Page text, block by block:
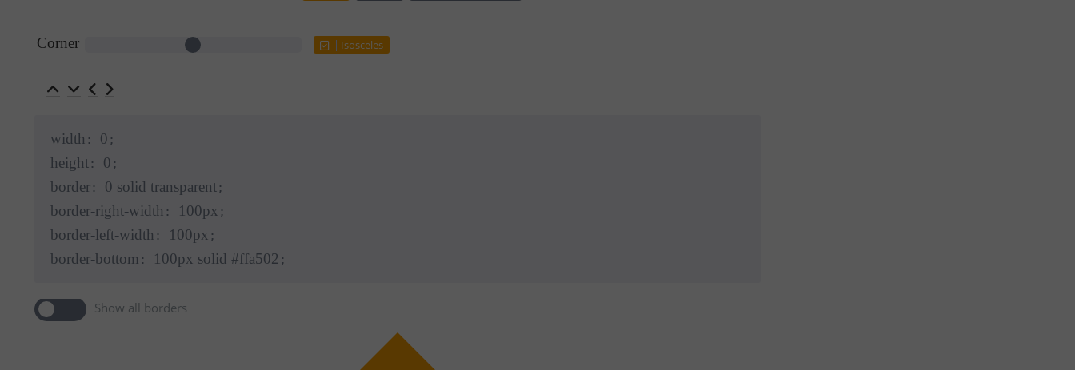
Corner Isosceles
width : 0
height : 0
border : 0 solid transparent
border-right-width : 100px
border-left-width : 100px
border-bottom : 100px solid #ffa502
Show all borders